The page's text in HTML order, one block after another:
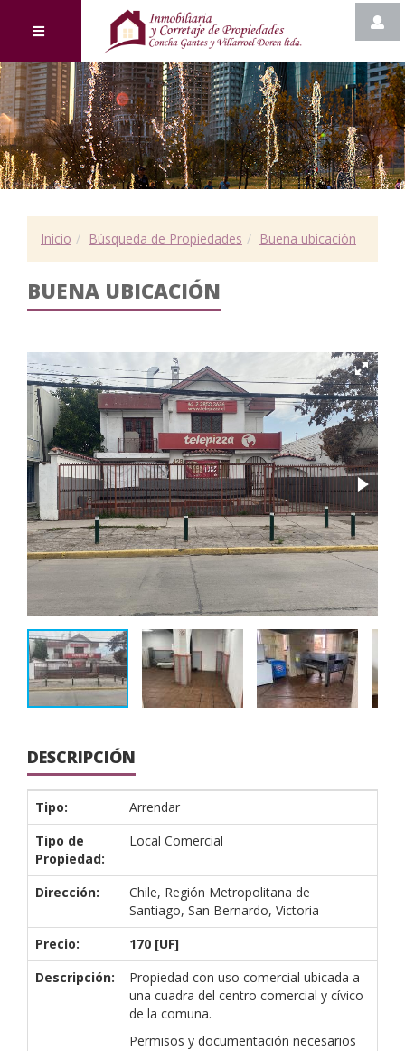
Inicio Búsqueda de Propiedades Buena ubicación
BUENA UBICACIÓN
DESCRIPCIÓN
Tipo:
Arrendar
Tipo de
Propiedad:
Local Comercial
Dirección:
Chile, Región Metropolitana de
Santiago, San Bernardo, Victoria
Precio:
170 [UF]
Descripción:
Propiedad con uso comercial ubicada a
una cuadra del centro comercial y cívico
de la comuna.
Permisos y documentación necesarios